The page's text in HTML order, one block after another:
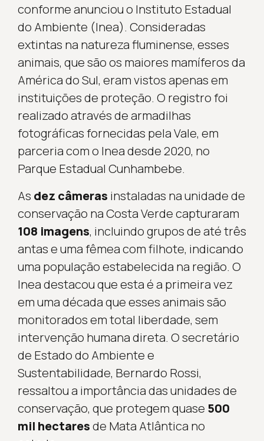
conforme anunciou o Instituto Estadual
do Ambiente (Inea). Consideradas
extintas na natureza fluminense, esses
animais, que são os maiores mamíferos da
América do Sul, eram vistos apenas em
instituições de proteção. O registro foi
realizado através de armadilhas
fotográficas fornecidas pela Vale, em
parceria com o Inea desde 2020, no
Parque Estadual Cunhambebe.
As dez câmeras instaladas na unidade de
conservação na Costa Verde capturaram
108 imagens, incluindo grupos de até três
antas e uma fêmea com filhote, indicando
uma população estabelecida na região. O
Inea destacou que esta é a primeira vez
em uma década que esses animais são
monitorados em total liberdade, sem
intervenção humana direta. O secretário
de Estado do Ambiente e
Sustentabilidade, Bernardo Rossi,
ressaltou a importância das unidades de
conservação, que protegem quase 500
mil hectaresde Mata Atlântica no